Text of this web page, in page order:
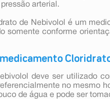
arterial.
de Nebivolol é um
somente conforme
deve ser utilizado
no mesmo
de água e pode ser